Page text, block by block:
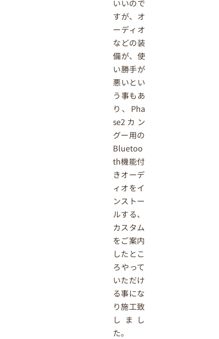
いいので
すが、オ
ーディオ
などの装
備が、使
い勝手が
悪いとい
う事もあ
り、Pha
se2カン
グー用の
Bluetoo
th機能付
きオーデ
ィオをイ
ンストー
ルする、
カスタム
をご案内
したとこ
ろやって
いただけ
る事にな
り施工致
しまし
た。